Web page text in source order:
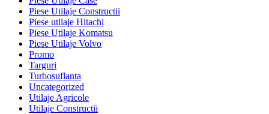
Piese Utilaje Constructii
Piese utilaje Hitachi
Piese Utilaje Komatsu
Piese Utilaje Volvo
Promo
Targuri
Turbosuflanta
Uncategorized
Utilaje Agricole
Utilaje Constructii